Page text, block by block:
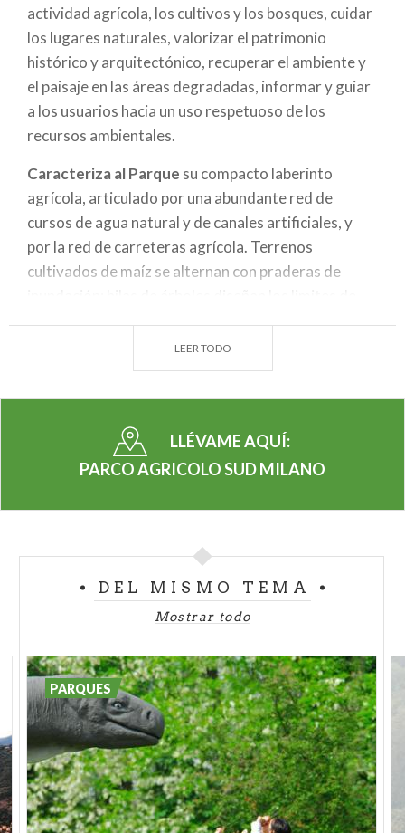
actividad agrícola, los cultivos y los bosques, cuidar
los lugares naturales, valorizar el patrimonio
histórico y arquitectónico, recuperar el ambiente y
el paisaje en las áreas degradadas, informar y guiar
a los usuarios hacia un uso respetuoso de los
recursos ambientales.
Caracteriza alParque su compacto laberinto
agrícola, articulado por una abundante red de
cursos de agua natural y de canales artificiales, y
por la red de carreteras agrícola. Terrenos
cultivados de maíz se alternan con praderas de
Parco Agricolo Sud Milanorepresenta también
la naturaleza, son decenas de generaciones de
agricultores y, en el pasado, los monjes de la abadía
y los señores del castillo y de los palacios, edificios
prestigio, salpican todo el territorio.
superficie de bosque del Parque Agrícola Sud
es bastante reducida en proporción a la vasta
área de cultivos existentes . Hay, sin embargo,
los canales y los cursos de agua donde la fauna
encuentra refugio.
En el interior del parque, lafaunaestá presente en
número considerable en las zonas de mayor valor
naturalistico (bosques, zonas húmedas, fuentes) y
en menor medida, en las zonas cultivadas.
LEER TODO
LLÉVAME AQUÍ:
PARCO AGRICOLO SUD MILANO
DEL MISMO TEMA
Mostrar todo
PARQUES